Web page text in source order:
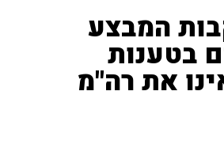
המבצע
בטענות
את רה"מ